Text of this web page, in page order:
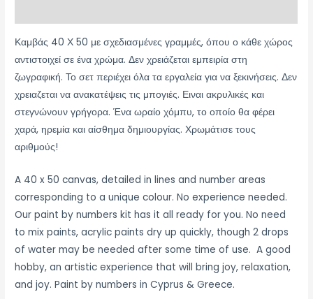
Καμβάς 40 Χ 50 με σχεδιασμένες γραμμές, όπου ο κάθε χώρος
αντιστοιχεί σε ένα χρώμα. Δεν χρειάζεται εμπειρία στη
ζωγραφική. Το σετ περιέχει όλα τα εργαλεία για να ξεκινήσεις. Δεν
χρειαζεται να ανακατέψεις τις μπογιές. Ειναι ακρυλικές και
στεγνώνουν γρήγορα. Ένα ωραίο χόμπυ, το οποίο θα φέρει
χαρά, ηρεμία και αίσθημα δημιουργίας. Χρωμάτισε τους
αριθμούς!
A 40 x 50 canvas, detailed in lines and number areas
corresponding to a unique colour. No experience needed.
Our paint by numbers kit has it all ready for you. No need
to mix paints, acrylic paints dry up quickly, though 2 drops
of water may be needed after some time of use. A good
hobby, an artistic experience that will bring joy, relaxation,
and joy. Paint by numbers in Cyprus & Greece.